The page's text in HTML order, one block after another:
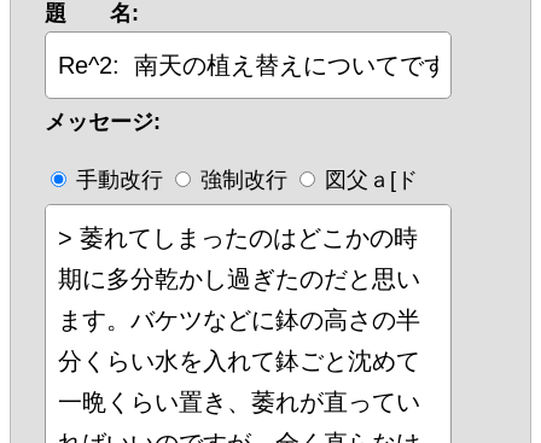
題 名:
メッセージ:
手動改行 強制改行 図父ａ[ド